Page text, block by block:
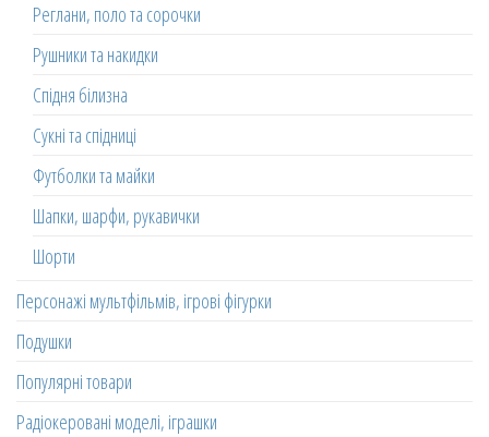
Реглани, поло та сорочки
Рушники та накидки
Спідня білизна
Сукні та спідниці
Футболки та майки
Шапки, шарфи, рукавички
Шорти
Персонажі мультфільмів, ігрові фігурки
Подушки
Популярні товари
Радіокеровані моделі, іграшки